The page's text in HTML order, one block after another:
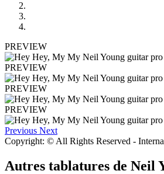
PREVIEW
PREVIEW
PREVIEW
PREVIEW
Previous Next
Copyright: © All Rights Reserved -
Autres tablatures de Neil